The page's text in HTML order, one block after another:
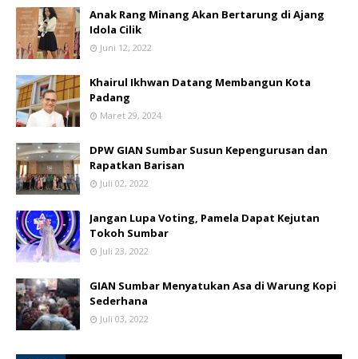
Anak Rang Minang Akan Bertarung di Ajang
Idola Cilik
Juni 12, 2022
Khairul Ikhwan Datang Membangun Kota
Padang
Maret 29, 2024
DPW GIAN Sumbar Susun Kepengurusan dan
Rapatkan Barisan
Juli 02, 2022
Jangan Lupa Voting, Pamela Dapat Kejutan
Tokoh Sumbar
Juli 23, 2022
GIAN Sumbar Menyatukan Asa di Warung Kopi
Sederhana
Juli 03, 2022